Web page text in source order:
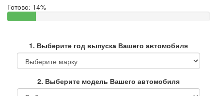
Готово: 14%
1. Выберите год выпуска Вашего автомобиля
2. Выберите модель Вашего автомобиля